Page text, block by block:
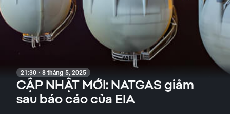
21:30 · 8 tháng 5, 2025
CẬP NHẬT MỚI: NATGAS giảm
sau báo cáo của EIA